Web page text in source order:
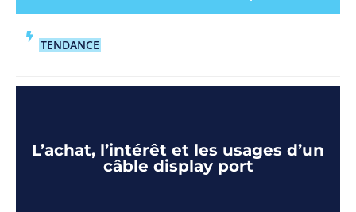
TENDANCE
L’achat, l’intérêt et les usages d’un
câble display port